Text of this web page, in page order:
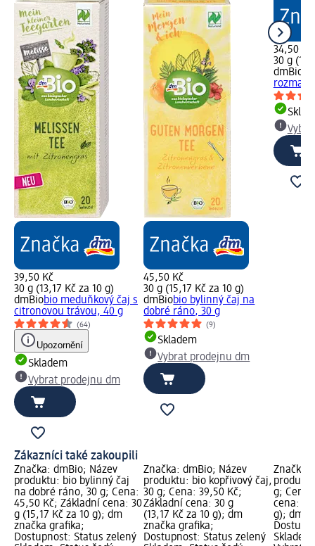
39,50 Kč
30 g (13,17 Kč za 10 g)
dmBiobio meduňkový čaj s
citronovou trávou, 40 g
(64)
Upozornění
Skladem
Vybrat prodejnu dm
45,50 Kč
30 g (15,17 Kč za 10 g)
dmBiobio bylinný čaj na
dobré ráno, 30 g
(9)
Skladem
Vybrat prodejnu dm
34,50 Kč
30 g
dmBio
Zákazníci také zakoupili
Značka: dmBio; Název
produktu: bio bylinný čaj
na dobré ráno, 30 g; Cena:
45,50 Kč; Základní cena: 30
g (15,17 Kč za 10 g); dm
značka grafika;
Dostupnost: Status zelený
Značka: dmBio; Název
produktu: bio kopřivový čaj,
30 g; Cena: 39,50 Kč;
Základní cena: 30 g
(13,17 Kč za 10 g); dm
značka grafika;
Dostupnost: Status zelený
Značka:
g; Cena:
cena: 40
g); dm